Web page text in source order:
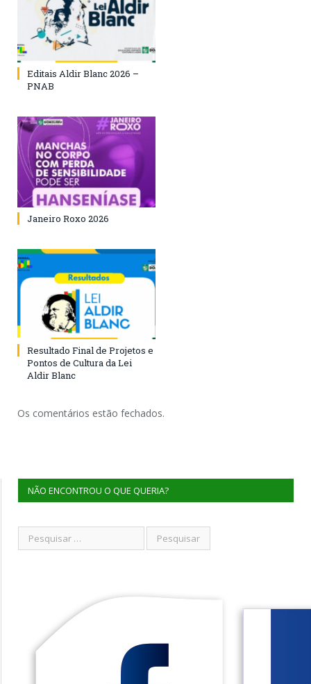
Editais Aldir Blanc 2026 –
PNAB
Janeiro Roxo 2026
Resultado Final de Projetos e
Pontos de Cultura da Lei
Aldir Blanc
Os comentários estão fechados.
NÃO ENCONTROU O QUE QUERIA?